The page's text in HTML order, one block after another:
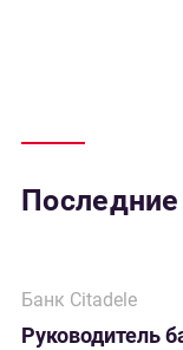
Банк Citadele
Руководитель